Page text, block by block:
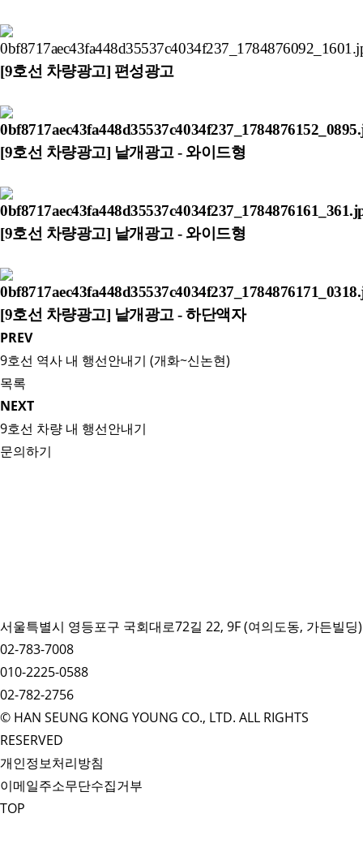
[9호선 차량광고] 편성광고
[9호선 차량광고] 낱개광고 - 와이드형
[9호선 차량광고] 낱개광고 - 와이드형
[9호선 차량광고] 낱개광고 - 하단액자
PREV
9호선 역사 내 행선안내기 (개화~신논현)
목록
NEXT
9호선 차량 내 행선안내기
문의하기
서울특별시 영등포구 국회대로72길 22, 9F (여의도동, 가든빌딩)
02-783-7008
010-2225-0588
02-782-2756
© HAN SEUNG KONG YOUNG CO., LTD. ALL RIGHTS
RESERVED
개인정보처리방침
이메일주소무단수집거부
TOP